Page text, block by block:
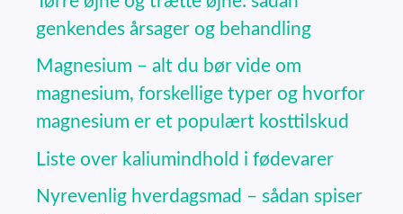
genkendes årsager og behandling
Magnesium – alt du bør vide om
magnesium, forskellige typer og hvorfor
magnesium er et populært kosttilskud
Liste over kaliumindhold i fødevarer
Nyrevenlig hverdagsmad – sådan spiser